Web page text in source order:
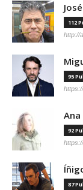
112
http://
95
92
87